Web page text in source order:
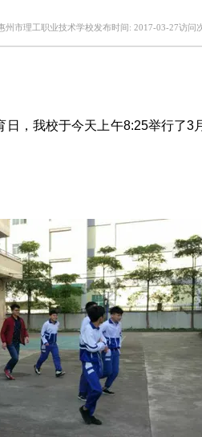
州市理工职业技术学校发布时间: 2017-03-27访问
，我校于今天上午8:25举行了